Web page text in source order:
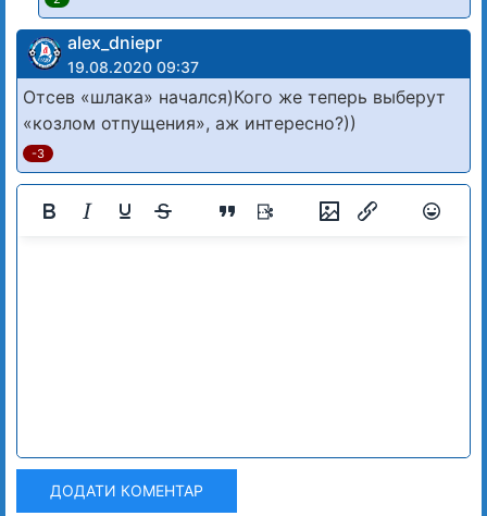
alex_dniepr
19.08.2020 09:37
Отсев «шлака» начался)Кого же теперь выберут
«козлом отпущения», аж интересно?))
-3
ДОДАТИ КОМЕНТАР